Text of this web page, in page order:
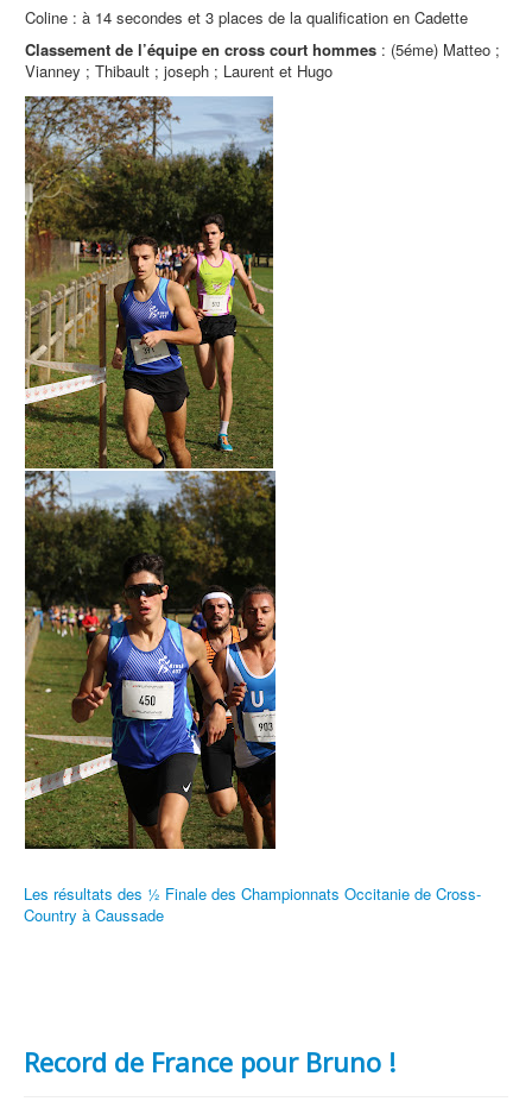
Coline : à 14 secondes et 3 places de la qualification en Cadette
Classement de l’équipe en cross court hommes : (5éme) Matteo ;
Vianney ; Thibault ; joseph ; Laurent et Hugo
Les résultats des ½ Finale des Championnats Occitanie de Cross-
Country à Caussade
Record de France pour Bruno !